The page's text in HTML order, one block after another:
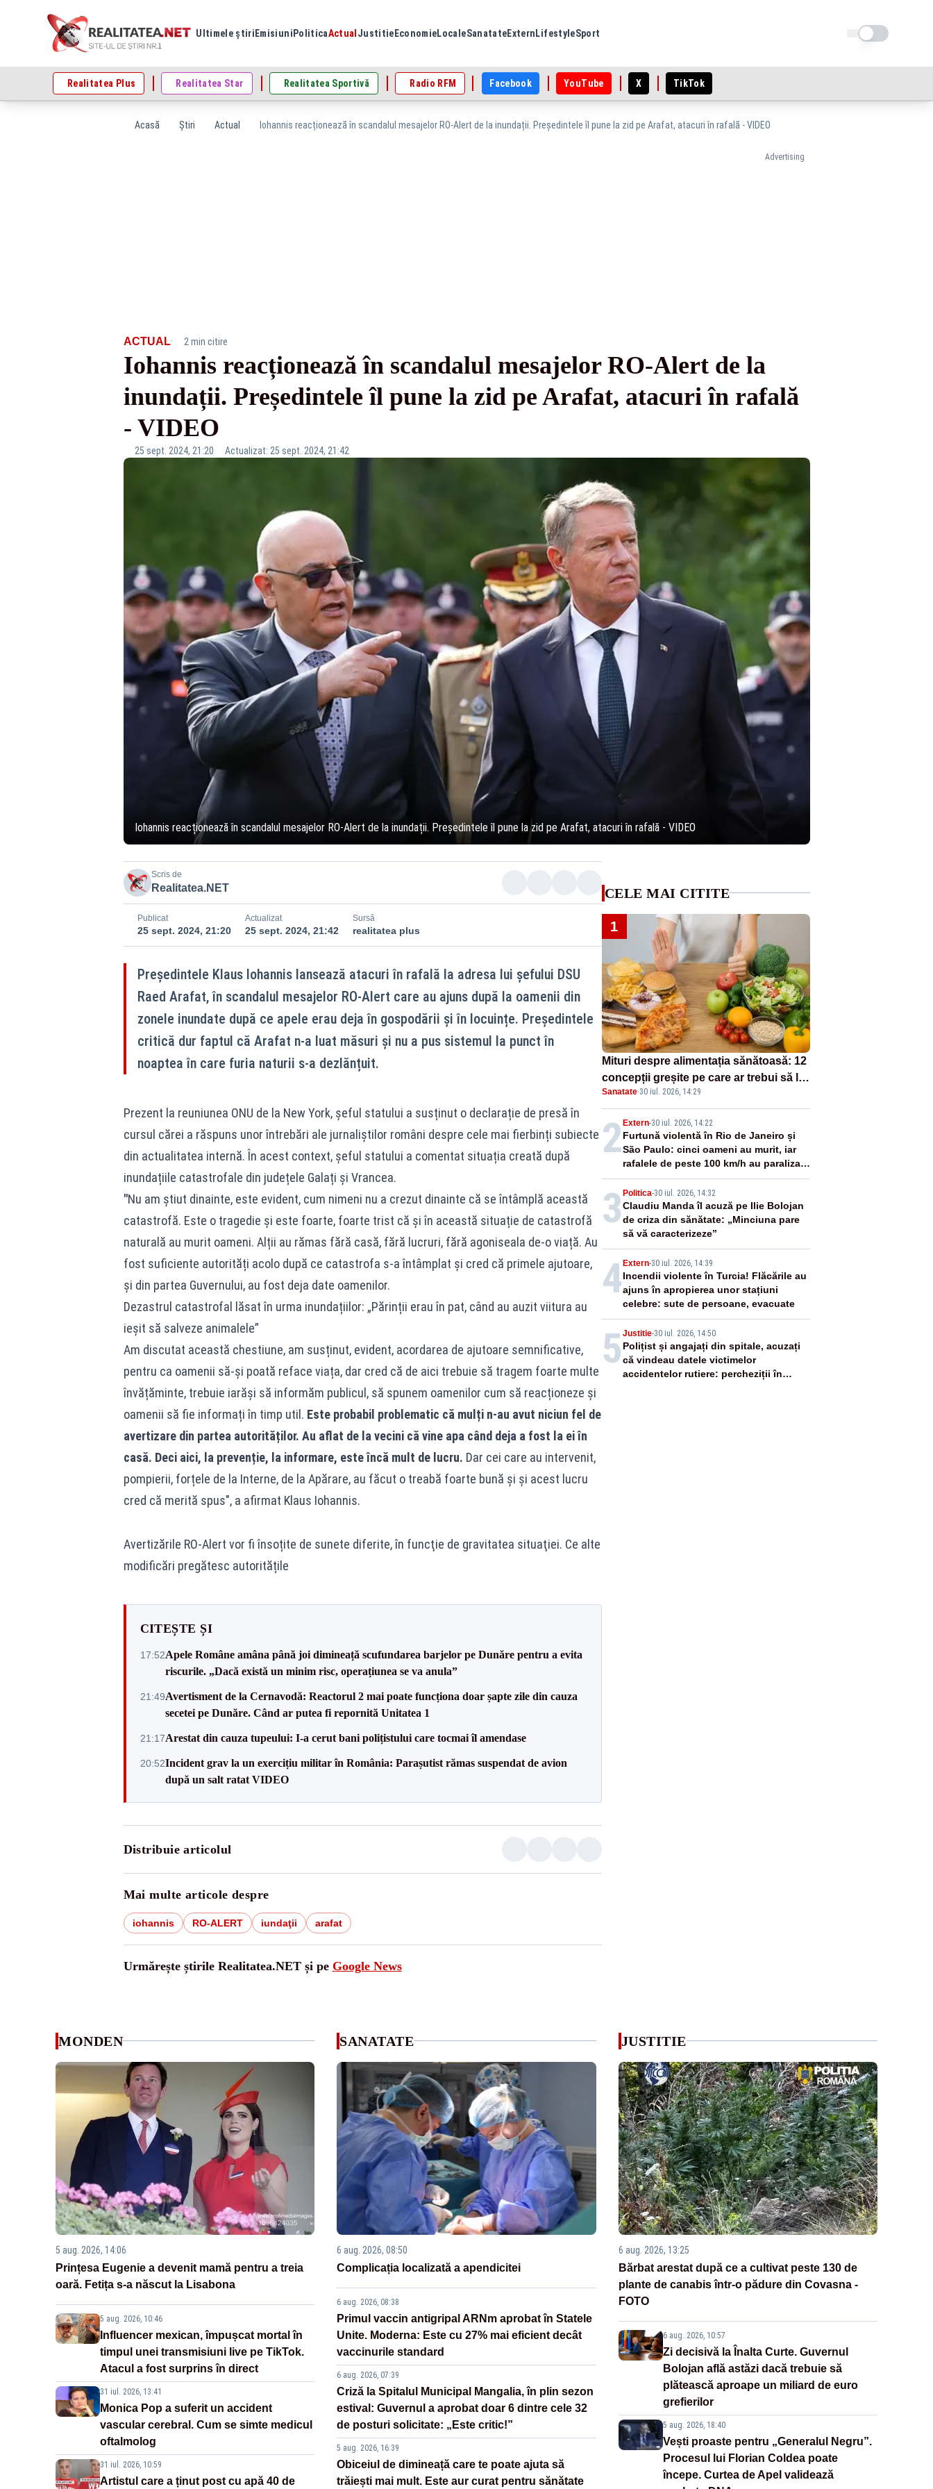
Ultimele știri Emisiuni PoliticaActual Justitie EconomieLocaleSanatateExtern LifestyleSport Schimba tema
Realitatea Plus Realitatea Star Realitatea Sportivă Radio RFM Facebook YouTube X TikTok
Acasă Știri Actual Iohannis reacționează în scandalul mesajelor RO-Alert de la inundații. Președintele îl pune la zid pe Arafat, atacuri în rafală - VIDEO
Advertising
ACTUAL· 2 min citire
Iohannis reacționează în scandalul mesajelor RO-Alert de la
inundații. Președintele îl pune la zid pe Arafat, atacuri în rafală
- VIDEO
25 sept. 2024, 21:20 Actualizat: 25 sept. 2024, 21:42
Iohannis reacționează în scandalul mesajelor RO-Alert de la inundații. Președintele îl pune la zid pe Arafat, atacuri în rafală - VIDEO
Scris de
Realitatea.NET
Publicat
25 sept. 2024, 21:20
Actualizat
25 sept. 2024, 21:42
Sursă
realitatea plus
Președintele Klaus Iohannis lansează atacuri în rafală la adresa lui șefului DSU
Raed Arafat, în scandalul mesajelor RO-Alert care au ajuns după la oamenii din
zonele inundate după ce apele erau deja în gospodării și în locuințe. Președintele
critică dur faptul că Arafat n-a luat măsuri și nu a pus sistemul la punct în
noaptea în care furia naturii s-a dezlănțuit.
Prezent la reuniunea ONU de la New York, șeful statului a susținut o declarație de presă în
cursul cărei a răspuns unor întrebări ale jurnaliștilor români despre cele mai fierbinți subiecte
din actualitatea internă. În acest context, șeful statului a comentat situația creată după
inundațiile catastrofale din județele Galați și Vrancea.
"Nu am știut dinainte, este evident, cum nimeni nu a crezut dinainte că se întâmplă această
catastrofă. Este o tragedie și este foarte, foarte trist că și în această situație de catastrofă
naturală au murit oameni. Alții au rămas fără casă, fără lucruri, fără agoniseala de-o viață. Au
fost suficiente autorități acolo după ce catastrofa s-a întâmplat și cred că primele ajutoare,
și din partea Guvernului, au fost deja date oamenilor.
Dezastrul catastrofal lăsat în urma inundațiilor: „Părinții erau în pat, când au auzit viitura au
ieșit să salveze animalele”
Am discutat această chestiune, am susținut, evident, acordarea de ajutoare semnificative,
pentru ca oamenii să-și poată reface viața, dar cred că de aici trebuie să tragem foarte multe
învățăminte, trebuie iarăși să informăm publicul, să spunem oamenilor cum să reacționeze și
oamenii să fie informați în timp util. Este probabil problematic că mulți n-au avut niciun fel de
avertizare din partea autorităților. Au aflat de la vecini că vine apa când deja a fost la ei în
casă. Deci aici, la prevenție, la informare, este încă mult de lucru. Dar cei care au intervenit,
pompierii, forțele de la Interne, de la Apărare, au făcut o treabă foarte bună și și acest lucru
cred că merită spus", a afirmat Klaus Iohannis.
Avertizările RO-Alert vor fi însoțite de sunete diferite, în funcţie de gravitatea situaţiei. Ce alte
modificări pregătesc autoritățile
CITEȘTE ȘI
17:52Apele Române amâna până joi dimineață scufundarea barjelor pe Dunăre pentru a evita
riscurile. „Dacă există un minim risc, operațiunea se va anula”
21:49Avertisment de la Cernavodă: Reactorul 2 mai poate funcționa doar șapte zile din cauza
secetei pe Dunăre. Când ar putea fi repornită Unitatea 1
21:17Arestat din cauza tupeului: I-a cerut bani polițistului care tocmai îl amendase
20:52Incident grav la un exercițiu militar în România: Parașutist rămas suspendat de avion
după un salt ratat VIDEO
Distribuie articolul
Mai multe articole despre
iohannis RO-ALERT iundaţii arafat
Urmărește știrile Realitatea.NET și pe Google News
CELE MAI CITITE
1
Mituri despre alimentația sănătoasă: 12
concepții greșite pe care ar trebui să le
lași deoparte
Sanatate·30 iul. 2026, 14:29
2Extern-30 iul. 2026, 14:22
Furtună violentă în Rio de Janeiro și
São Paulo: cinci oameni au murit, iar
rafalele de peste 100 km/h au paralizat
transportul - VIDEO
3 Politica-30 iul. 2026, 14:32
Claudiu Manda îl acuză pe Ilie Bolojan
de criza din sănătate: „Minciuna pare
să vă caracterizeze”
4Extern-30 iul. 2026, 14:39
Incendii violente în Turcia! Flăcările au
ajuns în apropierea unor stațiuni
celebre: sute de persoane, evacuate
5 Justitie-30 iul. 2026, 14:50
Polițist și angajați din spitale, acuzați
că vindeau datele victimelor
accidentelor rutiere: percheziții în
MONDEN
5 aug. 2026, 14:06
Prințesa Eugenie a devenit mamă pentru a treia
oară. Fetița s-a născut la Lisabona
5 aug. 2026, 10:46
Influencer mexican, împușcat mortal în
timpul unei transmisiuni live pe TikTok.
Atacul a fost surprins în direct
31 iul. 2026, 13:41
Monica Pop a suferit un accident
vascular cerebral. Cum se simte medicul
oftalmolog
31 iul. 2026, 10:59
Artistul care a ținut post cu apă 40 de
SANATATE
6 aug. 2026, 08:50
Complicația localizată a apendicitei
6 aug. 2026, 08:38
Primul vaccin antigripal ARNm aprobat în Statele
Unite. Moderna: Este cu 27% mai eficient decât
vaccinurile standard
6 aug. 2026, 07:39
Criză la Spitalul Municipal Mangalia, în plin sezon
estival: Guvernul a aprobat doar 6 dintre cele 32
de posturi solicitate: „Este critic!”
5 aug. 2026, 16:39
Obiceiul de dimineață care te poate ajuta să
trăiești mai mult. Este aur curat pentru sănătate
JUSTITIE
6 aug. 2026, 13:25
Bărbat arestat după ce a cultivat peste 130 de
plante de canabis într-o pădure din Covasna -
FOTO
6 aug. 2026, 10:57
Zi decisivă la Înalta Curte. Guvernul
Bolojan află astăzi dacă trebuie să
plătească aproape un miliard de euro
grefierilor
5 aug. 2026, 18:40
Vești proaste pentru „Generalul Negru”.
Procesul lui Florian Coldea poate
începe. Curtea de Apel validează